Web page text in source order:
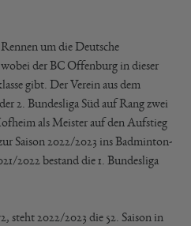
Rennen um die Deutsche
der BC Offenburg in dieser
gibt. Der Verein aus dem
2. Bundesliga Süd auf Rang zwei
als Meister auf den Aufstieg
Saison 2022/2023 ins Badminton-
2022 bestand die 1. Bundesliga
steht 2022/2023 die 52. Saison in